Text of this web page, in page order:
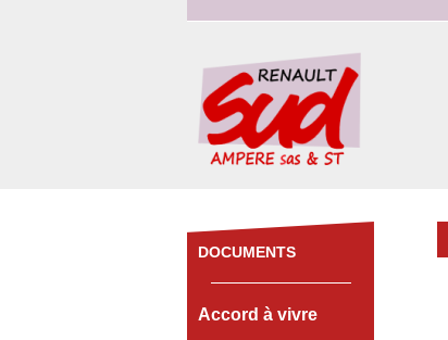
DOCUMENTS
Accord à vivre